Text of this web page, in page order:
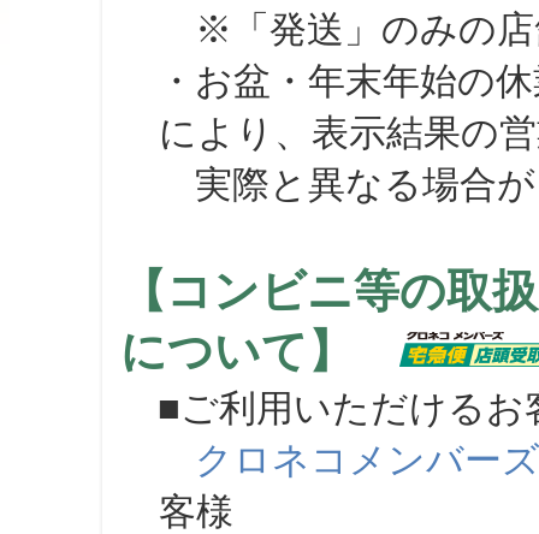
※「発送」のみの店
・お盆・年末年始の
により、表示結果の
実際と異なる場合が
【コンビニ等の取
について】
■ご利用いただけるお
クロネコメンバーズ
客様